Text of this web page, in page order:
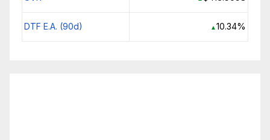
DTF E.A. (90d) ▲10.34%